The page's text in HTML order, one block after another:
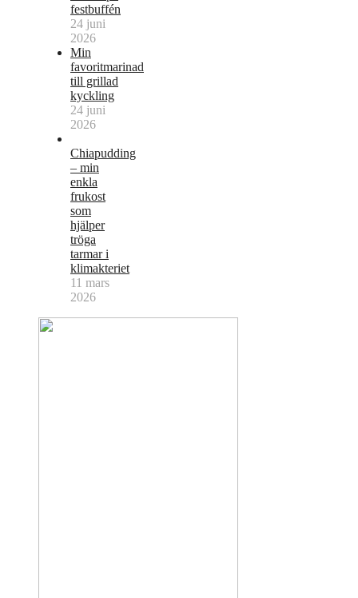
festbuffén
24 juni
2026
Min
favoritmarinad
till grillad
kyckling
24 juni
2026
Chiapudding
– min
enkla
frukost
som
hjälper
tröga
tarmar i
klimakteriet
11 mars
2026